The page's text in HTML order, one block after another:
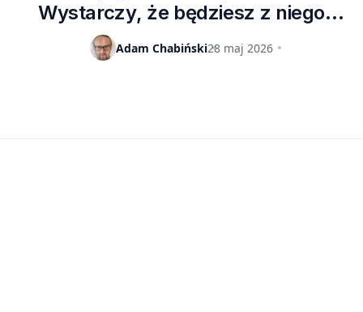
Wystarczy, że będziesz z niego
korzystał [FELIETON]
Adam Chabiński28 maj 2026